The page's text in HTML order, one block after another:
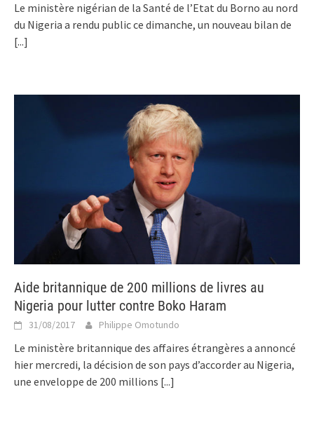
Le ministère nigérian de la Santé de l’Etat du Borno au nord
du Nigeria a rendu public ce dimanche, un nouveau bilan de
[...]
Aide britannique de 200 millions de livres au
Nigeria pour lutter contre Boko Haram
31/08/2017 Philippe Omotundo
Le ministère britannique des affaires étrangères a annoncé
hier mercredi, la décision de son pays d’accorder au Nigeria,
une enveloppe de 200 millions [...]